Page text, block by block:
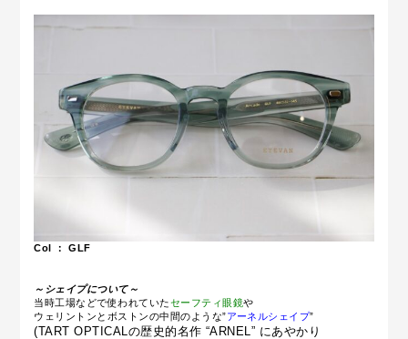
Col ： GLF
～シェイプについて～
当時工場などで使われていたセーフティ眼鏡や
ウェリントンとボストンの中間のような”アーネルシェイプ”
(TART OPTICALの歴史的名作 “ARNEL” にあやかり